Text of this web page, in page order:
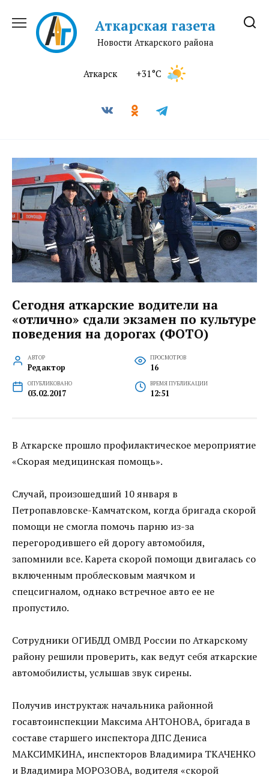
содержанию
Аткарская газета
Новости Аткарского района
Аткарск +31°C
Сегодня аткарские водители на
«отлично» сдали экзамен по культуре
поведения на дорогах (ФОТО)
АВТОР
Редактор
ПРОСМОТРОВ
16
ОПУБЛИКОВАНО
03.02.2017
ВРЕМЯ ПУБЛИКАЦИИ
12:51
В Аткарске прошло профилактическое мероприятие
«Скорая медицинская помощь».
Случай, произошедший 10 января в
Петропавловске-Камчатском, когда бригада скорой
помощи не смогла помочь парню из-за
перегородившего ей дорогу автомобиля,
запомнили все. Карета скорой помощи двигалась со
включенным проблесковым маячком и
спецсигналом, однако встречное авто ее не
пропустило.
Сотрудники ОГИБДД ОМВД России по Аткарскому
району решили проверить, как ведут себя аткарские
автомобилисты, услышав звук сирены.
Получив инструктаж начальника районной
госавтоинспекции Максима АНТОНОВА, бригада в
составе старшего инспектора ДПС Дениса
МАКСИМКИНА, инспекторов Владимира ТКАЧЕНКО
и Владимира МОРОЗОВА, водителя «скорой